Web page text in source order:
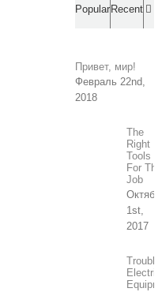
Popular Recent
Привет, мир!
Февраль 22nd,
2018
The
Right
Tools
For The
Job
1st,
2017